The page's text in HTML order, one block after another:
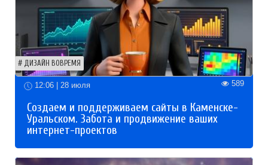
ДИЗАЙН ВОВРЕМЯ
12:06 | 28 июля 589
Создаем и поддерживаем сайты в Каменске-
Уральском. Забота и продвижение ваших
интернет-проектов